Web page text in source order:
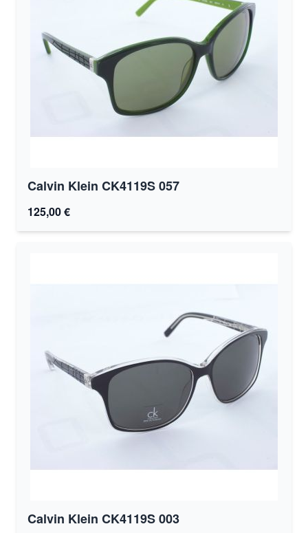
Calvin Klein CK4119S 057
125,00 €
Calvin Klein CK4119S 003